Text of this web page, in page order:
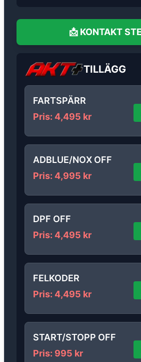
📩 KONTAKT
TILLÄGG
FARTSPÄRR
Pris: 4,495 kr
ADBLUE/NOX OFF
Pris: 4,995 kr
DPF OFF
Pris: 4,495 kr
FELKODER
Pris: 4,495 kr
START/STOPP OFF
Pris: 995 kr